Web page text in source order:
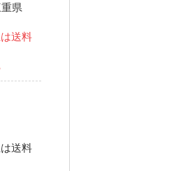
重県
送料
送料